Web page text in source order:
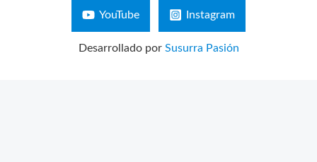
YouTube Instagram
Desarrollado por Susurra Pasión